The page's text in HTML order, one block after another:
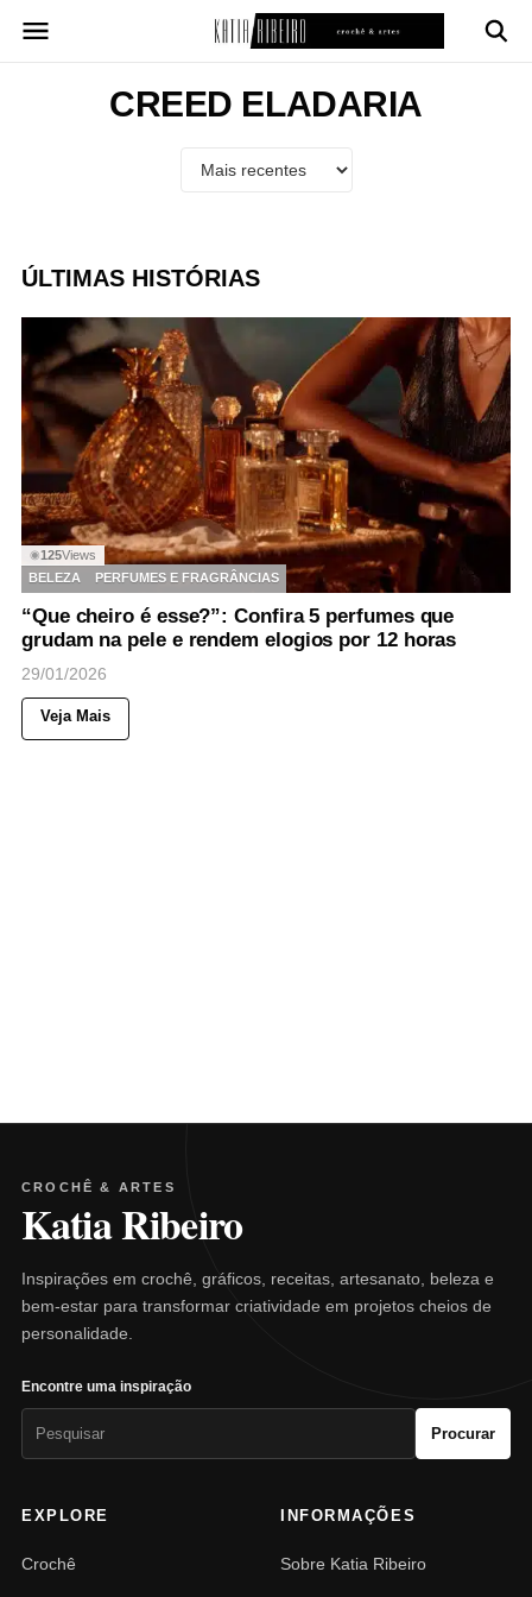
para
CREED ELADARIA
ÚLTIMAS HISTÓRIAS
◉125Views
BELEZA
PERFUMES E FRAGRÂNCIAS
“Que cheiro é esse?”: Confira 5 perfumes que
grudam na pele e rendem elogios por 12 horas
29/01/2026
Veja Mais
CROCHÊ & ARTES
Katia Ribeiro
Inspirações em crochê, gráficos, receitas, artesanato, beleza e
bem-estar para transformar criatividade em projetos cheios de
personalidade.
Encontre uma inspiração
Procurar
EXPLORE
Crochê
INFORMAÇÕES
Sobre Katia Ribeiro